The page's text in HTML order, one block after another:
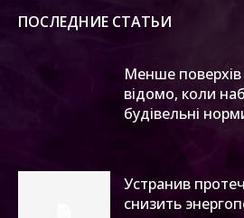
ПОСЛЕДНИЕ СТАТЬИ
Менше поверхів
відомо, коли
будівельні
Устранив
снизить